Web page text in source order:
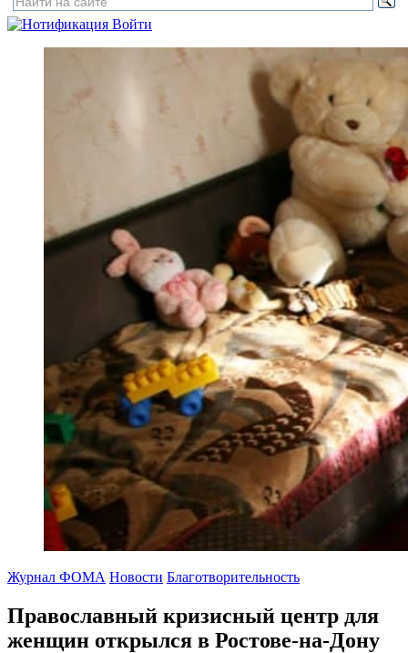
Войти
Журнал ФОМА Новости Благотворительность
Православный кризисный центр для
женщин открылся в Ростове-на-Дону